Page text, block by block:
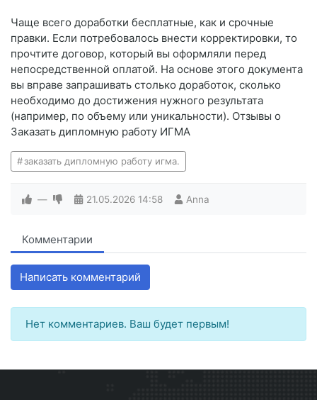
Чаще всего доработки бесплатные, как и срочные
правки. Если потребовалось внести корректировки, то
прочтите договор, который вы оформляли перед
непосредственной оплатой. На основе этого документа
вы вправе запрашивать столько доработок, сколько
необходимо до достижения нужного результата
(например, по объему или уникальности). Отзывы о
Заказать дипломную работу ИГМА
заказать дипломную работу игма.
— 21.05.2026 14:58 Anna
Комментарии
Написать комментарий
Нет комментариев. Ваш будет первым!